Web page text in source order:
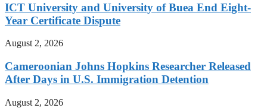
ICT University and University of Buea End Eight-
Year Certificate Dispute
August 2, 2026
Cameroonian Johns Hopkins Researcher Released
After Days in U.S. Immigration Detention
August 2, 2026